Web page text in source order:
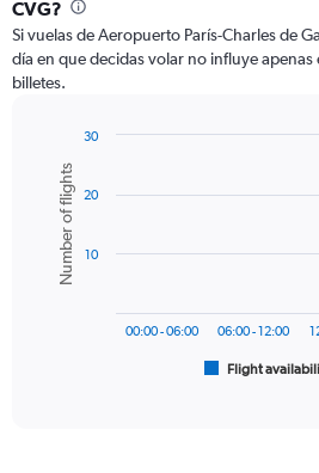
12
categories.
The
chart
axis
displaying
values.
Range:
CVG?
Si vuelas de Aeropuerto París-Charles de
día en que decidas volar no influye apenas
billetes.
chart
with
bars.
The
Chart
graphic.
Number of flights
Flight
00:00 - 06:00 06:00 - 12:00
10
20
30